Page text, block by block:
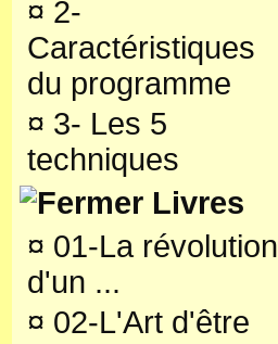
¤ 2-
Caractéristiques
du programme
¤ 3- Les 5
techniques
Livres
¤ 01-La révolution
d'un ...
¤ 02-L'Art d'être